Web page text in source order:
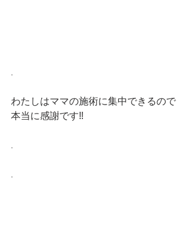
.
わたしはママの施術に集中できるので
本当に感謝です‼︎
.
.